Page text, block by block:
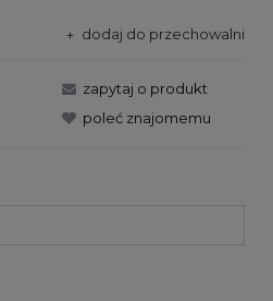
dodaj do przechowalni
zapytaj o produkt
poleć znajomemu